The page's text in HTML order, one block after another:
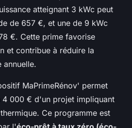
atteignant 3 kWc peut
de 657 €, et une de 9 kWc
€. Cette prime favorise
et contribue à réduire la
annuelle.
MaPrimeRénov' permet
4 000 € d'un projet impliquant
Ce programme est